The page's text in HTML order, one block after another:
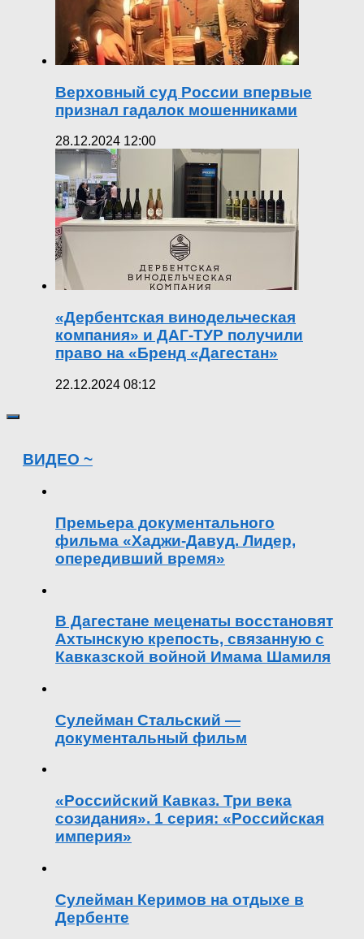
Верховный суд России впервые
признал гадалок мошенниками
28.12.2024 12:00
«Дербентская винодельческая
компания» и ДАГ-ТУР получили
право на «Бренд «Дагестан»
22.12.2024 08:12
ВИДЕО ~
Премьера документального
фильма «Хаджи-Давуд. Лидер,
опередивший время»
В Дагестане меценаты восстановят
Ахтынскую крепость, связанную с
Кавказской войной Имама Шамиля
Сулейман Стальский —
документальный фильм
«Российский Кавказ. Три века
созидания». 1 серия: «Российская
империя»
Сулейман Керимов на отдыхе в
Дербенте